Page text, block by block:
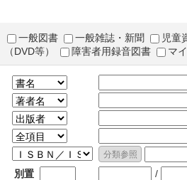
一般図書 一般雑誌・新聞
児童
（DVD等）
障害者用録音図書 マ
別置 /